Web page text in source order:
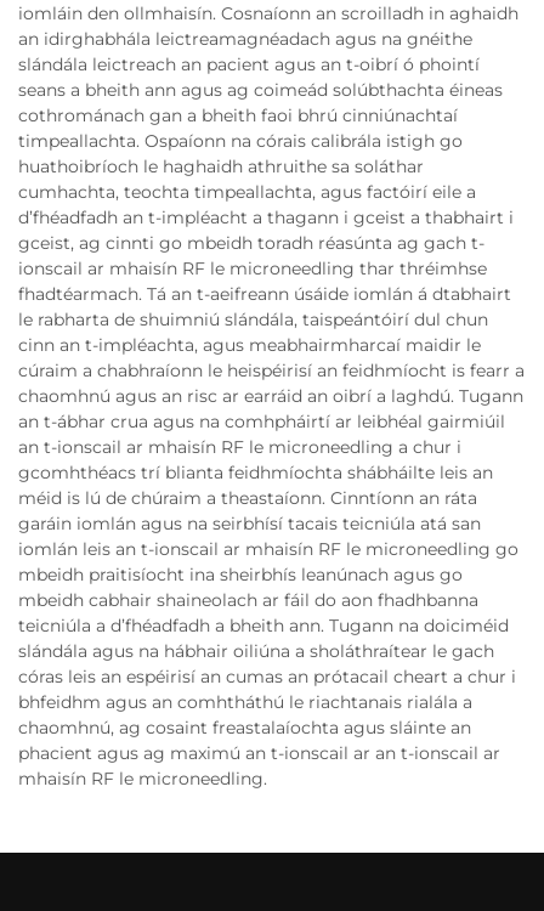
iomláin den ollmhaisín. Cosnaíonn an scroilladh in aghaidh
an idirghabhála leictreamagnéadach agus na gnéithe
slándála leictreach an pacient agus an t-oibrí ó phointí
seans a bheith ann agus ag coimeád solúbthachta éineas
cothrománach gan a bheith faoi bhrú cinniúnachtaí
timpeallachta. Ospaíonn na córais calibrála istigh go
huathoibríoch le haghaidh athruithe sa soláthar
cumhachta, teochta timpeallachta, agus factóirí eile a
d’fhéadfadh an t-impléacht a thagann i gceist a thabhairt i
gceist, ag cinnti go mbeidh toradh réasúnta ag gach t-
ionscail ar mhaisín RF le microneedling thar thréimhse
fhadtéarmach. Tá an t-aeifreann úsáide iomlán á dtabhairt
le rabharta de shuimniú slándála, taispeántóirí dul chun
cinn an t-impléachta, agus meabhairmharcaí maidir le
cúraim a chabhraíonn le heispéirisí an feidhmíocht is fearr a
chaomhnú agus an risc ar earráid an oibrí a laghdú. Tugann
an t-ábhar crua agus na comhpháirtí ar leibhéal gairmiúil
an t-ionscail ar mhaisín RF le microneedling a chur i
gcomhthéacs trí blianta feidhmíochta shábháilte leis an
méid is lú de chúraim a theastaíonn. Cinntíonn an ráta
garáin iomlán agus na seirbhísí tacais teicniúla atá san
iomlán leis an t-ionscail ar mhaisín RF le microneedling go
mbeidh praitisíocht ina sheirbhís leanúnach agus go
mbeidh cabhair shaineolach ar fáil do aon fhadhbanna
teicniúla a d’fhéadfadh a bheith ann. Tugann na doiciméid
slándála agus na hábhair oiliúna a sholáthraítear le gach
córas leis an espéirisí an cumas an prótacail cheart a chur i
bhfeidhm agus an comhtháthú le riachtanais rialála a
chaomhnú, ag cosaint freastalaíochta agus sláinte an
phacient agus ag maximú an t-ionscail ar an t-ionscail ar
mhaisín RF le microneedling.